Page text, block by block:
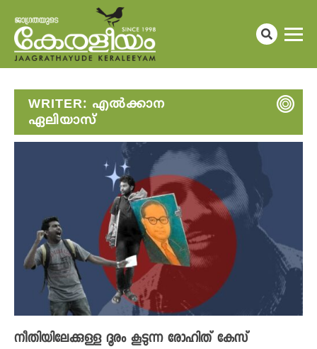
WRITER: എൽക്കാന
ഏലിയാസ്
നീതിയിലേക്കുള്ള ദൂരം കൂടുന്ന രോഹിത് കേസ്